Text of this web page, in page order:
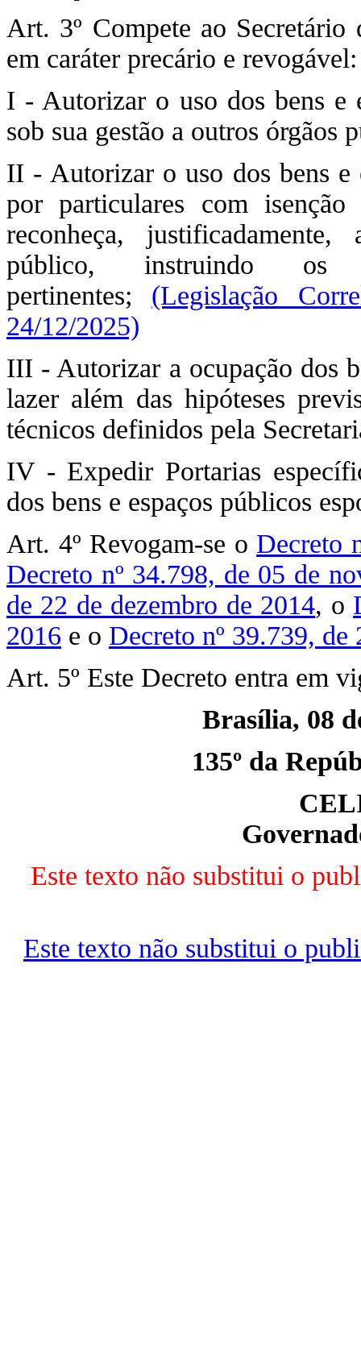
Art. 3º Compete ao Secretário
em caráter precário e revogável:
I - Autorizar o uso dos bens e
sob sua gestão a outros órgãos
II - Autorizar o uso dos bens e
por particulares com
reconheça,
público, instruindo
pertinentes; (Legislação
24/12/2025)
III - Autorizar a ocupação dos
lazer além das hipóteses
técnicos definidos pela
IV - Expedir Portarias
dos bens e espaços públicos
Art. 4º Revogam-se o Decreto
Decreto nº 34.798, de 05 de
de 22 de dezembro de 2014, o
2016 e o Decreto nº 39.739, de
Art. 5º Este Decreto entra em
Brasília, 08
135º da
Este texto não substitui o
Este texto não substitui o